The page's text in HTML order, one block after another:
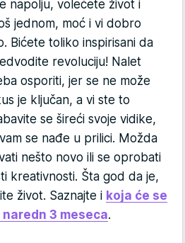
napolju, volećete život i
jednom, moć i vi dobro
Bićete toliko inspirisani da
revoluciju! Nalet
osporiti, jer se ne može
je ključan, a vi ste to
se šireći svoje vidike,
se nađe u prilici. Možda
nešto novo ili se oprobati
kreativnosti. Šta god da je,
život. Saznajte i koja će se
3 meseca.